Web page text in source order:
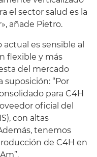
el sector salud es la
añade Pietro.
es sensible al
flexible y más
del mercado
“Por
para C4H
oficial del
con altas
tenemos
de C4H en